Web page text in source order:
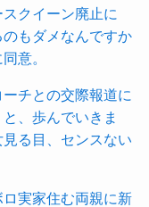
クイーン廃止に
のもダメなんですか
意。
チとの交際報道に
、歩んでいきま
る目、センスない
実家住む両親に新